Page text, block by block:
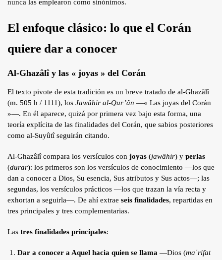
nunca las emplearon como sinónimos.
El enfoque clásico: lo que el Corán
quiere dar a conocer
Al-Ghazâlî y las « joyas » del Corán
El texto pivote de esta tradición es un breve tratado de al-Ghazâlî
(m. 505 h / 1111), los Jawâhir al-Qur’ân —« Las joyas del Corán
»—. En él aparece, quizá por primera vez bajo esta forma, una
teoría explícita de las finalidades del Corán, que sabios posteriores
como al-Suyûtî seguirán citando.
Al-Ghazâlî compara los versículos con joyas (jawâhir) y perlas
(durar): los primeros son los versículos de conocimiento —los que
dan a conocer a Dios, Su esencia, Sus atributos y Sus actos—; las
segundas, los versículos prácticos —los que trazan la vía recta y
exhortan a seguirla—. De ahí extrae seis finalidades, repartidas en
tres principales y tres complementarias.
Las tres finalidades principales:
Dar a conocer a Aquel hacia quien se llama —Dios (maʿrifat